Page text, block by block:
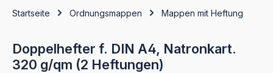
Startseite Ordnungsmappen Mappen mit Heftung
Doppelhefter f. DIN A4, Natronkart.
320 g/qm (2 Heftungen)